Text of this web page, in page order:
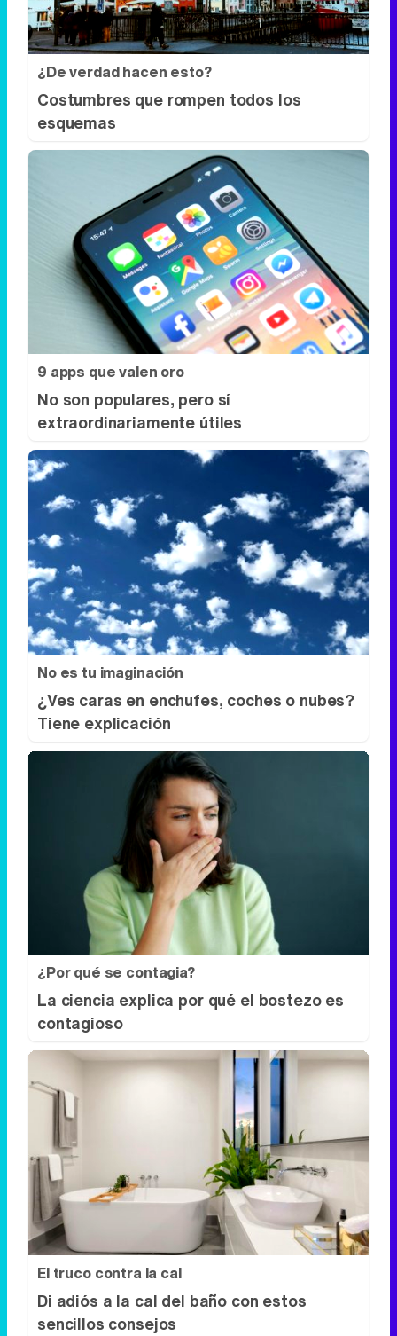
¿De verdad hacen esto?
Costumbres que rompen todos los
esquemas
9 apps que valen oro
No son populares, pero sí
extraordinariamente útiles
No es tu imaginación
¿Ves caras en enchufes, coches o nubes?
Tiene explicación
¿Por qué se contagia?
La ciencia explica por qué el bostezo es
contagioso
El truco contra la cal
Di adiós a la cal del baño con estos
sencillos consejos